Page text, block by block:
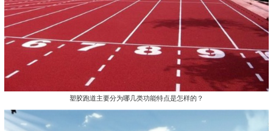
塑胶跑道主要分为哪几类功能特点是怎样的？